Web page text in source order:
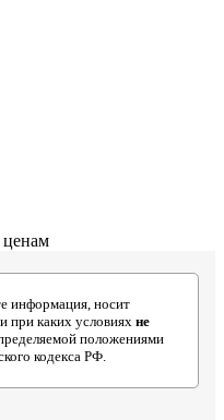
информация, носит
при каких условиях не
положениями
кодекса РФ.